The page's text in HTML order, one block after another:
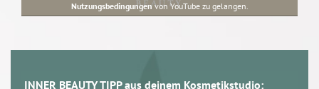
Nutzungsbedingungenvon YouTube zu gelangen.
INNER BEAUTY TIPP aus deinem Kosmetikstudio: